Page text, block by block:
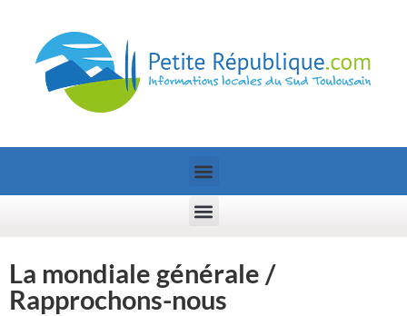
La mondiale générale /
Rapprochons-nous